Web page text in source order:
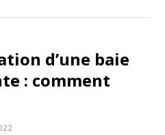
d’une baie
: comment